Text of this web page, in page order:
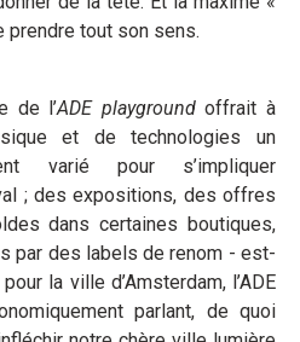
prendre tout son sens.
de l’ADE playgroundoffrait à
et de technologies un
varié pour s’impliquer
; des expositions, des offres
dans certaines boutiques,
par des labels de renom - est-
la ville d’Amsterdam, l’ADE
parlant, de quoi